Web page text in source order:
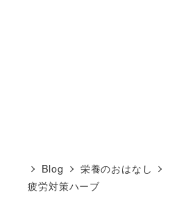
Blog 栄養のおはなし
疲労対策ハーブ